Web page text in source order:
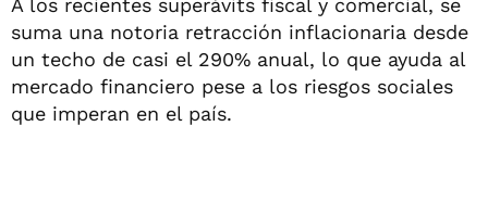
A los recientes superávits fiscal y comercial, se
suma una notoria retracción inflacionaria desde
un techo de casi el 290% anual, lo que ayuda al
mercado financiero pese a los riesgos sociales
que imperan en el país.